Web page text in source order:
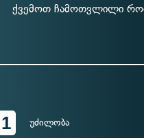
ქვემოთ ჩამოთვლილი
1 უძილობა